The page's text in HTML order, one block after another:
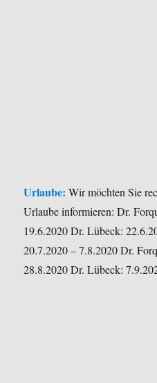
Urlaube: Wir möchten Sie
Urlaube informieren:Dr.
19.6.2020 Dr. Lübeck:
20.7.2020 – 7.8.2020 Dr.
28.8.2020 Dr. Lübeck: